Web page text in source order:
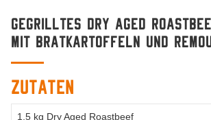
Gegrilltes Dry Aged
mit Bratkartoffeln und
Zutaten
1,5 kg Dry Aged Roastbeef